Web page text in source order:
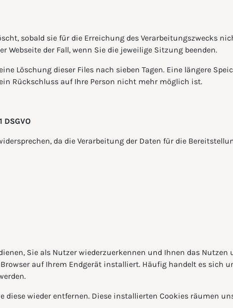
sobald sie für die Erreichung des Verarbeitungszwecks
der Fall, wenn Sie die jeweilige Sitzung beenden.
Löschung dieser Files nach sieben Tagen. Eine längere
Rückschluss auf Ihre Person nicht mehr möglich ist.
da die Verarbeitung der Daten für die
Sie als Nutzer wiederzuerkennen und Ihnen das Nutzen
auf Ihrem Endgerät installiert. Häufig handelt es sich
diese wieder entfernen. Diese installierten Cookies räumen